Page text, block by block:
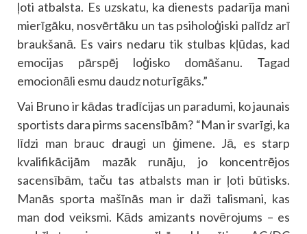
ļoti atbalsta. Es uzskatu, ka dienests padarīja mani
mierīgāku, nosvērtāku un tas psiholoģiski palīdz arī
braukšanā. Es vairs nedaru tik stulbas kļūdas, kad
emocijas pārspēj loģisko domāšanu. Tagad
emocionāli esmu daudz noturīgāks.”
Vai Bruno ir kādas tradīcijas un paradumi, ko jaunais
sportists dara pirms sacensībām? “Man ir svarīgi, ka
līdzi man brauc draugi un ģimene. Jā, es starp
kvalifikācijām mazāk runāju, jo koncentrējos
sacensībām, taču tas atbalsts man ir ļoti būtisks.
Manās sporta mašīnās man ir daži talismani, kas
man dod veiksmi. Kāds amizants novērojums – es